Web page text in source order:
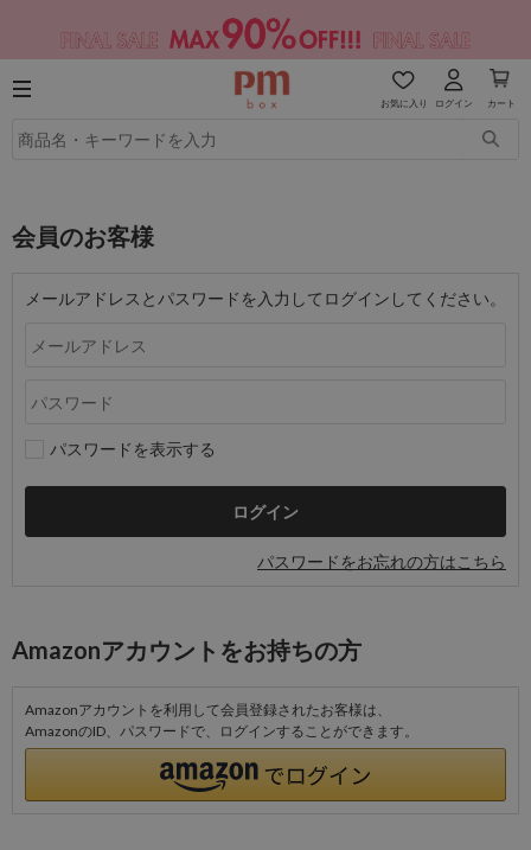
お気に入り ログイン カート
会員のお客様
メールアドレスとパスワードを入力してログインしてください。
パスワードを表示する
パスワードをお忘れの方はこちら
Amazonアカウントをお持ちの方
Amazonアカウントを利用して会員登録されたお客様は、
AmazonのID、パスワードで、ログインすることができます。